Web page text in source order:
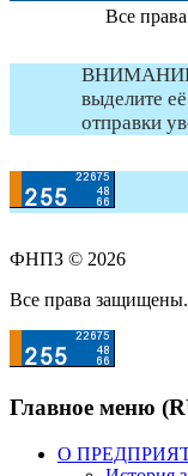
Все
ВНИМАНИЕ!
выделите
отправки
ФНПЗ © 2026
Все права защищены.
Главное меню
О